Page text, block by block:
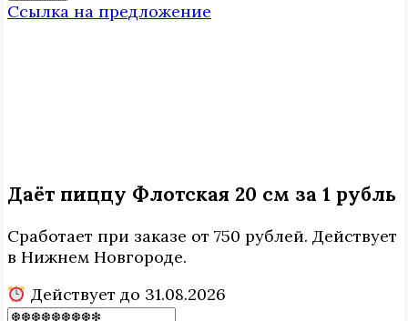
Ссылка на предложение
Даёт пиццу Флотская 20 см за 1 рубль
Сработает при заказе от 750 рублей. Действует
в Нижнем Новгороде.
Действует до 31.08.2026